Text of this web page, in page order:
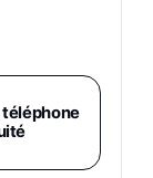
FR
téléphone